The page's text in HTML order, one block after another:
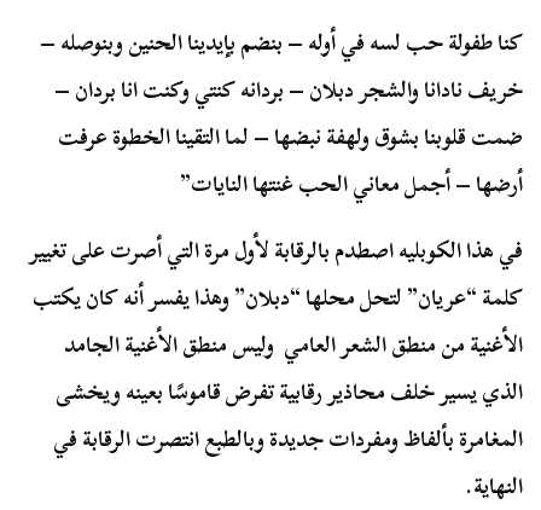
كنا طفولة حب لسه في أوله – بنضم بإيدينا الحنين وبنوصله –
خريف نادانا والشجر دبلان – بردانه كنتي وكنت انا بردان –
ضمت قلوبنا بشوق ولهفة نبضها – لما التقينا الخطوة عرفت
أرضها – أجمل معاني الحب غنتها النايات”
في هذا الكوبليه اصطدم بالرقابة لأول مرة التي أصرت على تغيير
كلمة “عريان” لتحل محلها “دبلان” وهذا يفسر أنه كان يكتب
الأغنية من منطق الشعر العامي وليس منطق الأغنية الجامد
الذي يسير خلف محاذير رقابية تفرض قاموسًا بعينه ويخشى
المغامرة بألفاظ ومفردات جديدة وبالطبع انتصرت الرقابة في
النهاية.